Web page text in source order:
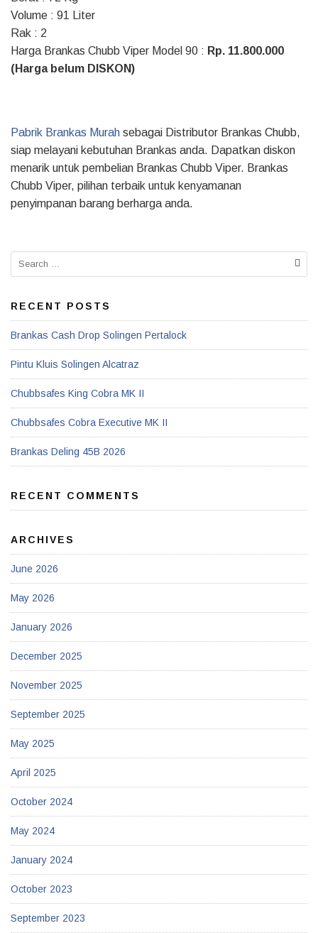
Volume : 91 Liter
Rak : 2
Harga Brankas Chubb Viper Model 90 : Rp. 11.800.000
(Harga belum DISKON)
Pabrik Brankas Murah sebagai Distributor Brankas Chubb,
siap melayani kebutuhan Brankas anda. Dapatkan diskon
menarik untuk pembelian Brankas Chubb Viper. Brankas
Chubb Viper, pilihan terbaik untuk kenyamanan
penyimpanan barang berharga anda.
Search
for:
RECENT POSTS
Brankas Cash Drop Solingen Pertalock
Pintu Kluis Solingen Alcatraz
Chubbsafes King Cobra MK II
Chubbsafes Cobra Executive MK II
Brankas Deling 45B 2026
RECENT COMMENTS
ARCHIVES
June 2026
May 2026
January 2026
December 2025
November 2025
September 2025
May 2025
April 2025
October 2024
May 2024
January 2024
October 2023
September 2023